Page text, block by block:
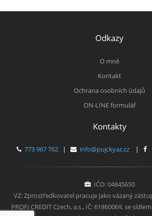
Odkazy
O mně
Kontakt
Ochrana osobních údajů
ON-LINE formulář
Kontakty
773 967 762 | info@pujckyaz.cz |
IČO: 04845650
VZ: Zprostředkovatel pracuje jako vázaný
PROFI CREDIT Czech, a.s., IČ: 61860069, se